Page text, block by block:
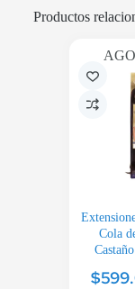
Productos
Cola
$